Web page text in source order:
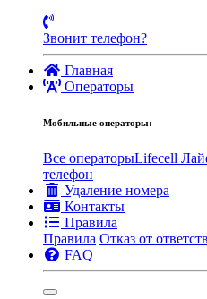
Звонит телефон?
Главная
Операторы
Мобильные операторы:
Все операторыLifecell
телефон
Удаление номера
Контакты
Правила
Правила Отказ от
FAQ